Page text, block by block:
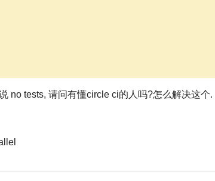
no tests, 请问有懂circle ci的人吗?怎么解决这个.